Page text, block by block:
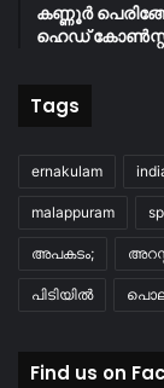
കണ്ണൂർ
ഹെഡ്
Tags
ernakulam
malappuram
അപകടം;
പിടിയിൽ
Find us on